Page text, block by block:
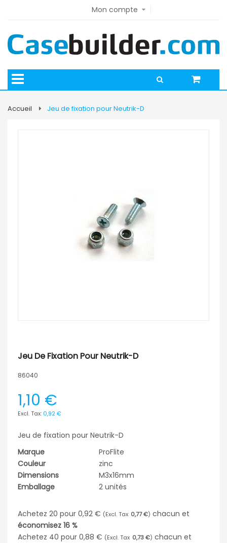
Mon compte
Accueil Jeu de fixation pour Neutrik-D
Jeu De Fixation Pour Neutrik-D
86040
1,10 €
0,92 €
Jeu de fixation pour Neutrik-D
Marque
ProFlite
Couleur
zinc
Dimensions
M3x16mm
Emballage
2 unités
Achetez 20 pour 0,92 € 0,77 € chacun et
économisez 16 %
Achetez 40 pour 0,88 € 0,73 € chacun et